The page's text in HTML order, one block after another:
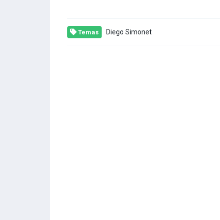
Temas Diego Simonet